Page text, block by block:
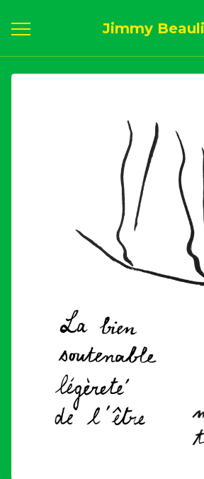
Jimmy